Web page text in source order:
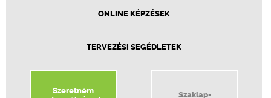
ONLINE KÉPZÉSEK
TERVEZÉSI SEGÉDLETEK
Szeretném
Szaklap-